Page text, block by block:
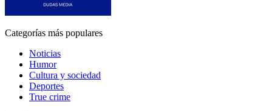
Categorías más populares
Noticias
Humor
Cultura y sociedad
Deportes
True crime